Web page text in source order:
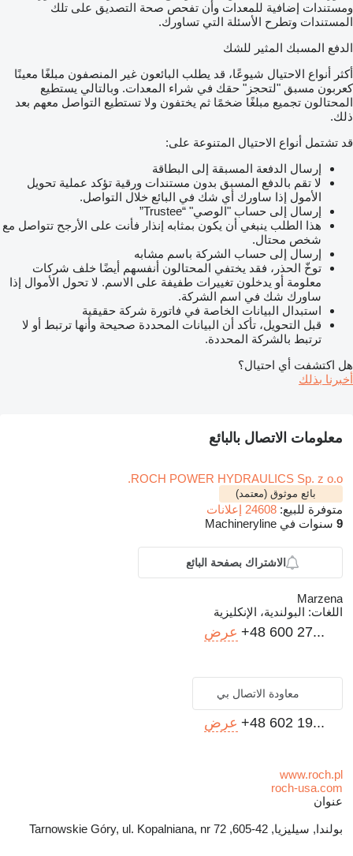
ومستندات إضافية للمعدات وأن تفحص صحة التصديق على تلك
المستندات وتطرح الأسئلة التي تساورك.
الدفع المسبك المثير للشك
أكثر أنواع الاحتيال شيوعًا، قد يطلب البائعون غير المنصفون مبلغًا معينًا
كعربون مسبق "لتحجز" حقك في شراء المعدات. وبالتالي يستطيع
المحتالون تجميع مبلغًا ضخمًا ثم يختفون ولا تستطيع التواصل معهم بعد
ذلك.
قد تشتمل أنواع الاحتيال المتنوعة على:
إرسال الدفعة المسبقة إلى البطاقة
لا تقم بالدفع المسبق بدون مستندات ورقية تؤكد عملية تحويل
الأمول إذا ساورك أي شك في البائع خلال التواصل.
إرسال إلى حساب "الوصي" “Trustee”
هذا الطلب ينبغي أن يكون بمثابه إنذار فأنت على الأرجح تتواصل مع
شخص محتال.
إرسال إلى حساب الشركة باسم مشابه
توخّ الحذر، فقد يختفي المحتالون أنفسهم أيضًا خلف شركات
معلومة أو يدخلون تغييرات طفيفة على الاسم. لا تحول الأموال إذا
ساورك شك في اسم الشركة.
استبدال البيانات الخاصة في فاتورة شركة حقيقية
قبل التحويل، تأكد أن البيانات المحددة صحيحة وأنها ترتبط أو لا
ترتبط بالشركة المحددة.
هل اكتشفت أي احتيال؟
أخبرنا بذلك
معلومات الاتصال بالبائع
ROCH POWER HYDRAULICS Sp. z o.o.
بائع موثوق (معتمد)
متوفرة للبيع: 24608 إعلانات
9 سنوات في Machineryline
الاشتراك بصفحة البائع
Marzena
اللغات: البولندية، الإنكليزية
+48 600 27... عرض
معاودة الاتصال بي
+48 602 19... عرض
www.roch.pl
roch-usa.com
عنوان
بولندا, سيليزيا, 42-605, Tarnowskie Góry, ul. Kopalniana, nr 72